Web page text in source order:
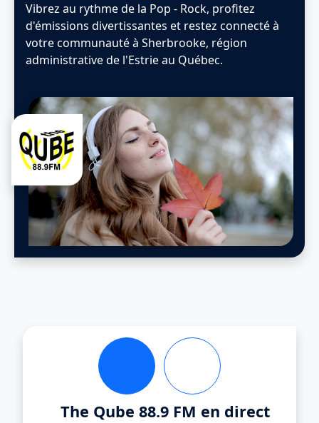
Vibrez au rythme de la Pop - Rock, profitez
d'émissions divertissantes et restez connecté à
votre communauté à Sherbrooke, région
administrative de l'Estrie au Québec.
The Qube 88.9 FM en direct